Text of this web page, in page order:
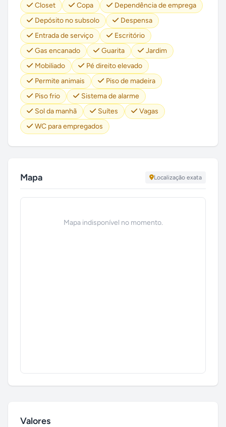
Closet Copa
Dependência de emprega
Depósito no subsolo
Despensa
Entrada de serviço
Escritório
Gas encanado
Guarita
Jardim
Mobiliado
Pé direito elevado
Permite animais
Piso de madeira
Piso frio
Sistema de alarme
Sol da manhã
Suítes
Vagas
WC para empregados
Mapa Localização exata
Mapa indisponível no momento.
Valores